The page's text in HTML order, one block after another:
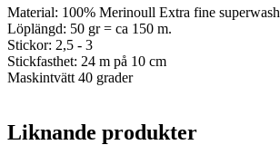
Material: 100% Merinoull Extra fine superwash
Löplängd: 50 gr = ca 150 m.
Stickor: 2,5 - 3
Stickfasthet: 24 m på 10 cm
Maskintvätt 40 grader
Liknande produkter